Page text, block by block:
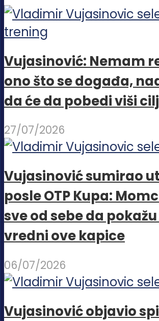
Vujasinović: Nemam
ono što se događa,
da će da pobedi viši cilj
27/07/2026
Vujasinović sumirao
posle OTP Kupa:
sve od sebe da
vredni ove kapice
06/07/2026
Vujasinović objavio